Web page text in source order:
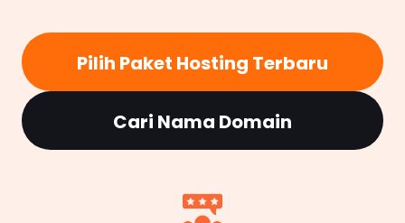
Pilih Paket Hosting Terbaru
Cari Nama Domain